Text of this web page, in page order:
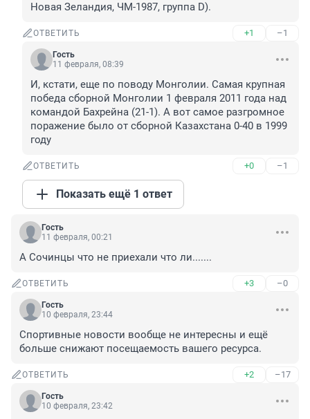
Новая Зеландия, ЧМ-1987, группа D).
ОТВЕТИТЬ +1 –1
Гость
11 февраля, 08:39
И, кстати, еще по поводу Монголии. Самая крупная
победа сборной Монголии 1 февраля 2011 года над
командой Бахрейна (21-1). А вот самое разгромное
поражение было от сборной Казахстана 0-40 в 1999
году
ОТВЕТИТЬ +0 –1
Показать ещё 1 ответ
Гость
11 февраля, 00:21
А Сочинцы что не приехали что ли.......
ОТВЕТИТЬ +3 –0
Гость
10 февраля, 23:44
Спортивные новости вообще не интересны и ещё
больше снижают посещаемость вашего ресурса.
ОТВЕТИТЬ +2 –17
Гость
10 февраля, 23:42